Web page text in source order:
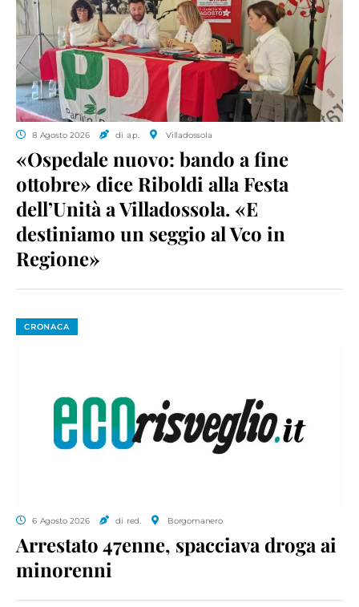
8 Agosto 2026 di a.p. Villadossola
«Ospedale nuovo: bando a fine
ottobre» dice Riboldi alla Festa
dell’Unità a Villadossola. «E
destiniamo un seggio al Vco in
Regione»
CRONACA
6 Agosto 2026 di red. Borgomanero
Arrestato 47enne, spacciava droga ai
minorenni